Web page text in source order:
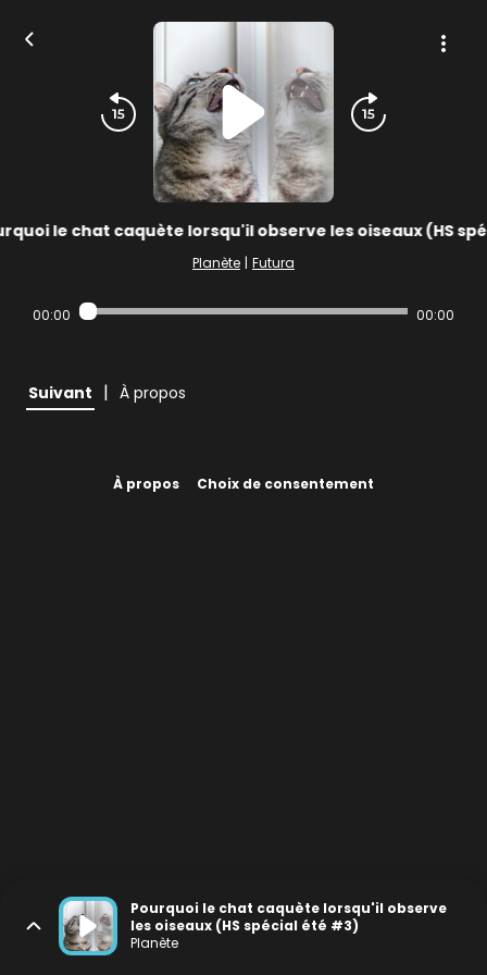
le chat caquète lorsqu'il observe les oiseaux (HS
Planète | Futura
00:00 00:00
Suivant | À propos
À propos Choix de consentement
Pourquoi le chat caquète lorsqu'il observe
les oiseaux (HS spécial été #3)
Planète